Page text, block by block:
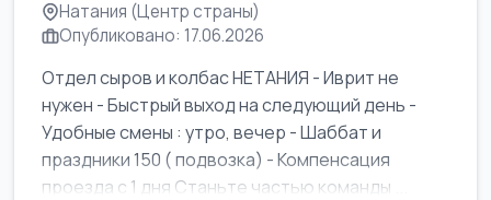
Натания (Центр страны)
Опубликовано: 17.06.2026
Отдел сыров и колбас НЕТАНИЯ - Иврит не
нужен - Быстрый выход на следующий день -
Удобные смены : утро, вечер - Шаббат и
праздники 150 ( подвозка) - Компенсация
проезда с 1 дня Станьте частью команды ...